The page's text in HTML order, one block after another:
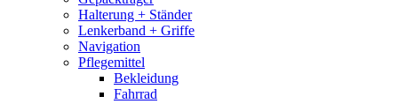
Halterung + Ständer
Lenkerband + Griffe
Navigation
Pflegemittel
Bekleidung
Fahrrad